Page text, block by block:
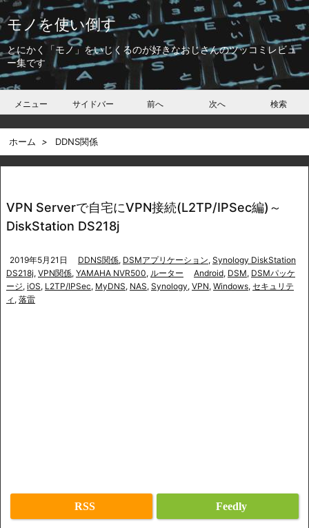
モノを使い倒す
とにかく「モノ」をいじくるのが好きなおじさんのツッコミレビュ
ー集です
メニュー サイドバー 前へ 次へ 検索
ホーム > DDNS関係
VPN Serverで自宅にVPN接続(L2TP/IPSec編)～
DiskStation DS218j
2019年5月21日 DDNS関係, DSMアプリケーション, Synology DiskStation
DS218j, VPN関係, YAMAHA NVR500, ルーター Android, DSM, DSMパッケ
ージ, iOS, L2TP/IPSec, MyDNS, NAS, Synology, VPN, Windows, セキュリテ
ィ , 落雷
RSS Feedly